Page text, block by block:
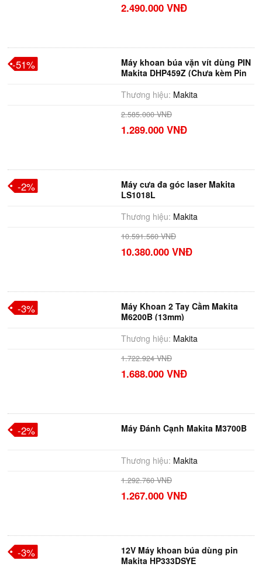
2.490.000 VNĐ
Máy khoan búa vặn vít dùng PIN
Makita DHP459Z (Chưa kèm Pin
Thương hiệu: Makita
2.585.000 VNĐ
1.289.000 VNĐ
-51%
Máy cưa đa góc laser Makita
LS1018L
Thương hiệu: Makita
10.591.560 VNĐ
10.380.000 VNĐ
-2%
Máy Khoan 2 Tay Cầm Makita
M6200B (13mm)
Thương hiệu: Makita
1.722.924 VNĐ
1.688.000 VNĐ
-3%
Máy Đánh Cạnh Makita M3700B
Thương hiệu: Makita
1.292.760 VNĐ
1.267.000 VNĐ
-2%
12V Máy khoan búa dùng pin
Makita HP333DSYE
-3%